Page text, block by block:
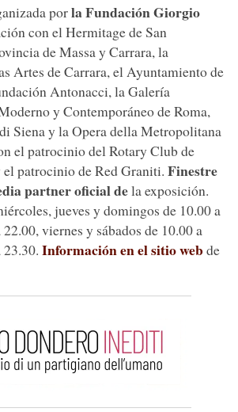
porla Fundación Giorgio
con el Hermitage de San
de Massa y Carrara, la
Artes de Carrara, el Ayuntamiento de
Antonacci, la Galería
y Contemporáneo de Roma,
Siena y la Opera della Metropolitana
el patrocinio del Rotary Club de
patrocinio de Red Graniti. Finestre
partner oficial dela exposición.
jueves y domingos de 10.00 a
viernes y sábados de 10.00 a
23.30. Información en el sitio web de